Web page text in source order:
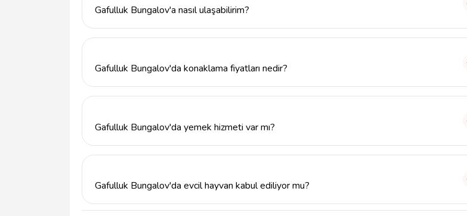
Gafulluk Bungalov'a nasıl ulaşabilirim?
Gafulluk Bungalov'da konaklama fiyatları nedir?
Gafulluk Bungalov'da yemek hizmeti var mı?
Gafulluk Bungalov'da evcil hayvan kabul ediliyor mu?
Gafulluk Bungalov, evcil hayvan kabul etme politikası ile ilgili olarak misafirlerin önceden bilgi